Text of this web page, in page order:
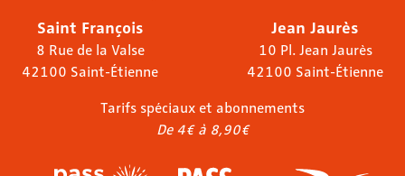
Saint François
8 Rue de la Valse
42100 Saint-Étienne
Jean Jaurès
10 Pl. Jean Jaurès
42100 Saint-Étienne
Tarifs spéciaux et abonnements
De 4€ à 8,90€